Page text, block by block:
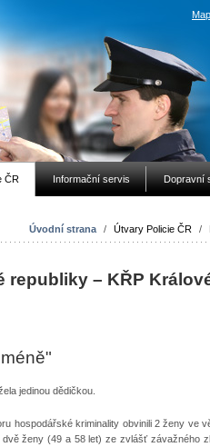
ČR Informační servis Dopravní
Úvodní strana / Útvary Policie ČR /
republiky – KŘP
jedinou dědičkou.
hospodářské kriminality obvinili 2 ženy ve
ženy (49 a 58 let) ze zvlášť závažného